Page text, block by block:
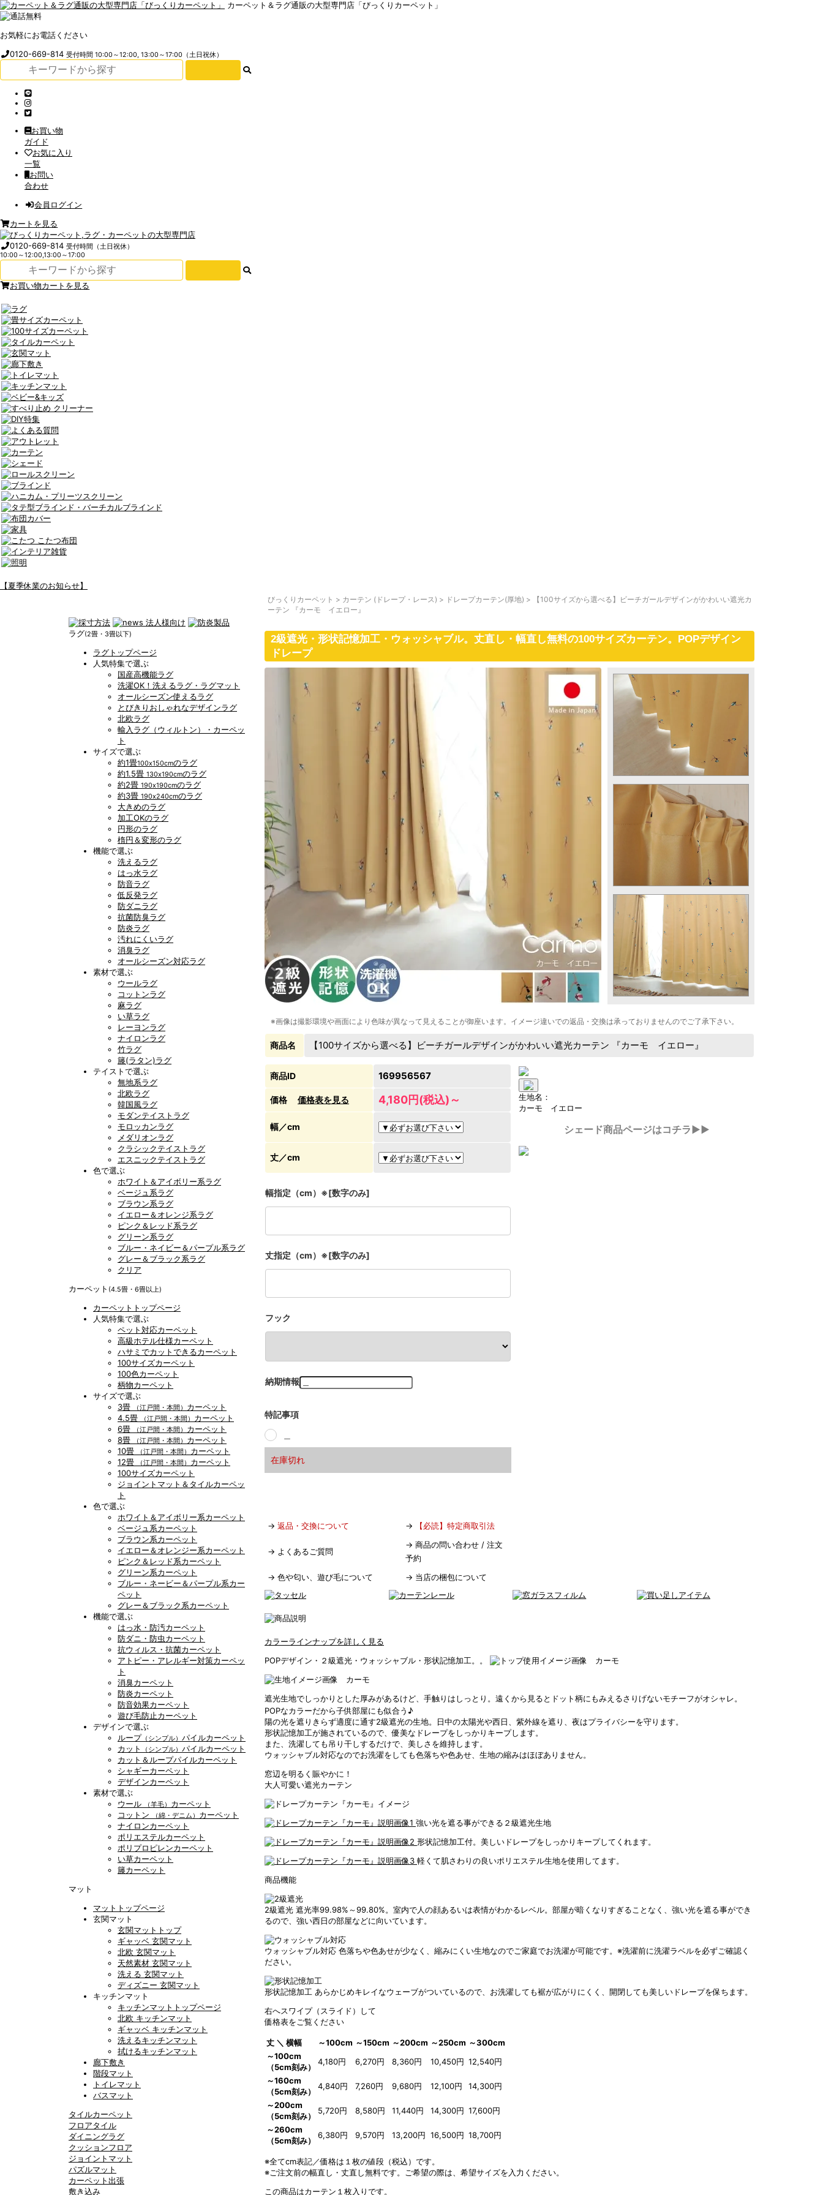
カーペット＆ラグ通販の大型専門店「びっくりカーペット」
お気軽にお電話ください
0120-669-814受付時間 10:00～12:00, 13:00～17:00（土日祝休）
お買い物
ガイド
お気に入り
一覧
お問い
合わせ
会員ログイン
カートを見る
0120-669-814受付時間（土日祝休）
10:00～12:00,13:00～17:00
お買い物カートを見る
【夏季休業のお知らせ】
ラグ(2畳・3畳以下)
ラグトップページ
人気特集で選ぶ
国産高機能ラグ
洗濯OK！洗えるラグ・ラグマット
オールシーズン使えるラグ
とびきりおしゃれなデザインラグ
北欧ラグ
輸入ラグ（ウィルトン）・カーペッ
ト
サイズで選ぶ
約1畳100x150cmのラグ
約1.5畳 130x190cmのラグ
約2畳 190x190cmのラグ
約3畳 190x240cmのラグ
大きめのラグ
加工OKのラグ
円形のラグ
楕円＆変形のラグ
機能で選ぶ
洗えるラグ
はっ水ラグ
防音ラグ
低反発ラグ
防ダニラグ
抗菌防臭ラグ
防炎ラグ
汚れにくいラグ
消臭ラグ
オールシーズン対応ラグ
素材で選ぶ
ウールラグ
コットンラグ
麻ラグ
い草ラグ
レーヨンラグ
ナイロンラグ
竹ラグ
籐(ラタン)ラグ
テイストで選ぶ
無地系ラグ
北欧ラグ
韓国風ラグ
モダンテイストラグ
モロッカンラグ
メダリオンラグ
クラシックテイストラグ
エスニックテイストラグ
色で選ぶ
ホワイト＆アイボリー系ラグ
ベージュ系ラグ
ブラウン系ラグ
イエロー＆オレンジ系ラグ
ピンク＆レッド系ラグ
グリーン系ラグ
ブルー・ネイビー＆パープル系ラグ
グレー＆ブラック系ラグ
クリア
カーペット (4.5畳・6畳以上)
カーペットトップページ
人気特集で選ぶ
ペット対応カーペット
高級ホテル仕様カーペット
ハサミでカットできるカーペット
100サイズカーペット
100色カーペット
柄物カーペット
サイズで選ぶ
3畳
（江戸間・本間） カーペット
4.5畳
（江戸間・本間） カーペット
6畳
（江戸間・本間） カーペット
8畳
（江戸間・本間） カーペット
10畳
（江戸間・本間） カーペット
12畳
（江戸間・本間） カーペット
100サイズカーペット
ジョイントマット＆タイルカーペッ
ト
色で選ぶ
ホワイト＆アイボリー系カーペット
ベージュ系カーペット
ブラウン系カーペット
イエロー＆オレンジー系カーペット
ピンク＆レッド系カーペット
グリーン系カーペット
ブルー・ネービー＆パープル系カー
ペット
グレー＆ブラック系カーペット
機能で選ぶ
はっ水・防汚カーペット
防ダニ・防虫カーペット
抗ウィルス・抗菌カーペット
アトピー・アレルギー対策カーペッ
ト
消臭カーペット
防炎カーペット
防音効果カーペット
遊び毛防止カーペット
デザインで選ぶ
ループ （シンプル） パイルカーペット
カット
（シンプル） パイルカーペット
カット＆ループパイルカーペット
シャギーカーペット
デザインカーペット
素材で選ぶ
ウール
（羊毛） カーペット
コットン
（綿・デニム） カーペット
ナイロンカーペット
ポリエステルカーペット
ポリプロピレンカーペット
い草カーペット
籐カーペット
マット
マットトップページ
玄関マット
玄関マットトップ
ギャッベ 玄関マット
北欧 玄関マット
天然素材 玄関マット
洗える 玄関マット
ディズニー 玄関マット
キッチンマット
キッチンマットトップページ
北欧 キッチンマット
ギャッベ キッチンマット
洗えるキッチンマット
拭けるキッチンマット
廊下敷き
階段マット
トイレマット
バスマット
タイルカーペット
フロアタイル
ダイニングラグ
クッションフロア
ジョイントマット
パズルマット
カーペット出張
敷き込み
びっくりカーペット > カーテン (ドレープ・レース) > ドレープカーテン(厚地) >
【100サイズから選べる】ビーチガールデザインがかわいい遮光カ
ーテン 『カーモ イエロー』
2級遮光・形状記憶加工・ウォッシャブル。丈直し・幅直し無料の100サイズカーテン。POPデザイン
ドレープ
※画像は撮影環境や画面により色味が異なって見えることが御座います。イメージ違いでの返品・交換は承っておりませんのでご了承下さい。
商品名 【100サイズから選べる】ビーチガールデザインがかわいい遮光カーテン 『カーモ イエロー』
商品ID 169956567
価格 価格表を見る 4,180円(税込)～
幅／cm
丈／cm
幅指定（cm）※[数字のみ]
丈指定（cm）※[数字のみ]
フック
納期情報
特記事項
在庫切れ
→ 返品・交換について → 【必読】特定商取引法
→ よくあるご質問
→ 商品の問い合わせ / 注文
予約
→ 色や匂い、遊び毛について → 当店の梱包について
生地名：
カーモ イエロー
シェード商品ページはコチラ▶▶
カラーラインナップを詳しく見る
POPデザイン・２級遮光・ウォッシャブル・形状記憶加工。。
遮光生地でしっかりとした厚みがあるけど、手触りはしっとり。遠くから見るとドット柄にもみえるさりげないモチーフがオシャレ。
POPなカラーだから子供部屋にも似合う♪
陽の光を遮りきらず適度に通す2級遮光の生地。日中の太陽光や西日、紫外線を遮り、夜はプライバシーを守ります。
形状記憶加工が施されているので、優美なドレープをしっかりキープします。
また、洗濯しても吊り干しするだけで、美しさを維持します。
ウォッシャブル対応なのでお洗濯をしても色落ちや色あせ、生地の縮みはほぼありません。
窓辺を明るく賑やかに！
大人可愛い遮光カーテン
強い光を遮る事ができる２級遮光生地
形状記憶加工付。美しいドレープをしっかりキープしてくれます。
軽くて肌さわりの良いポリエステル生地を使用してます。
商品機能
2級遮光 遮光率99.98%～99.80%。室内で人の顔あるいは表情がわかるレベル。部屋が暗くなりすぎることなく、強い光を遮る事ができ
るので、強い西日の部屋などに向いています。
ウォッシャブル対応 色落ちや色あせが少なく、縮みにくい生地なのでご家庭でお洗濯が可能です。※洗濯前に洗濯ラベルを必ずご確認く
ださい。
形状記憶加工 あらかじめキレイなウェーブがついているので、お洗濯しても裾が広がりにくく、開閉しても美しいドレープを保ちます。
右へスワイプ（スライド）して
価格表をご覧ください
丈 ＼ 横幅 ～100cm ～150cm ～200cm ～250cm ～300cm
～100cm
（5cm刻み）
4,180円 6,270円 8,360円 10,450円 12,540円
～160cm
（5cm刻み）
4,840円 7,260円 9,680円 12,100円
14,300円
～200cm
（5cm刻み）
5,720円 8,580円 11,440円 14,300円 17,600円
～260cm
（5cm刻み）
6,380円 9,570円 13,200円 16,500円 18,700円
※全てcm表記／価格は１枚の値段（税込）です。
※ご注文前の幅直し・丈直し無料です。ご希望の際は、希望サイズを入力ください。
この商品はカーテン１枚入りです。